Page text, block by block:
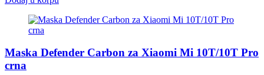
Maska Defender Carbon za Xiaomi Mi 10T/10T Pro
crna